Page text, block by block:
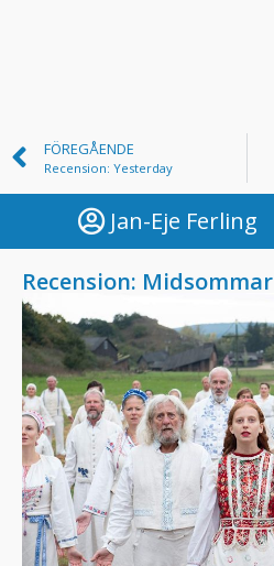
FÖREGÅENDE
Recension: Yesterday
Jan-Eje Ferling
Recension: Midsommar